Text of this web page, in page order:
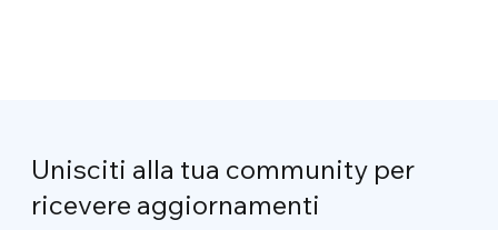
Unisciti alla tua community per
ricevere aggiornamenti